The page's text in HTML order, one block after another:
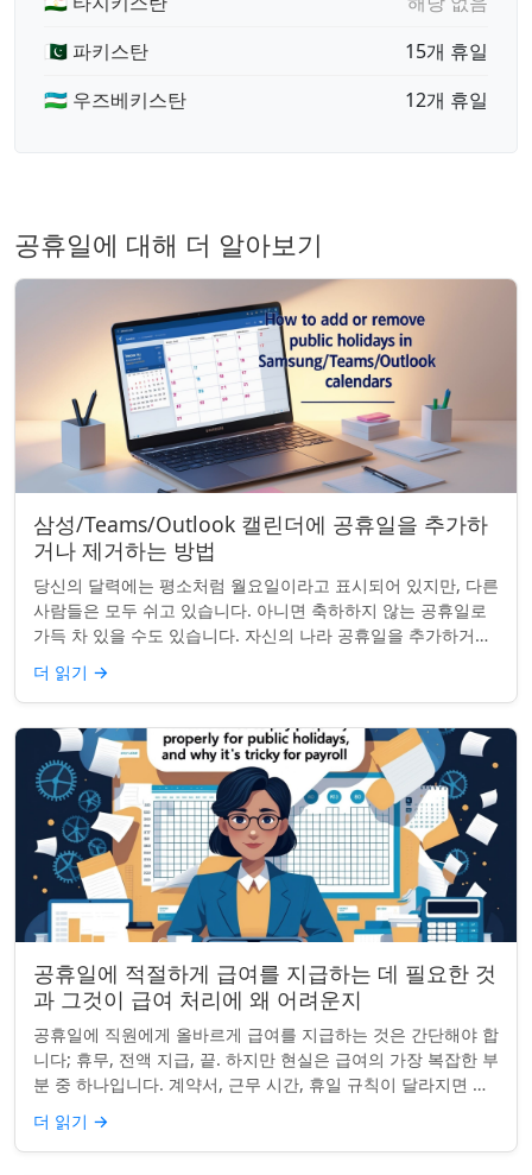
🇵🇰 파키스탄
15개 휴일
🇺🇿 우즈베키스탄
12개 휴일
공휴일에 대해 더 알아보기
삼성/Teams/Outlook 캘린더에 공휴일을 추가하
거나 제거하는 방법
당신의 달력에는 평소처럼 월요일이라고 표시되어 있지만, 다른
사람들은 모두 쉬고 있습니다. 아니면 축하하지 않는 공휴일로
가득 차 있을 수도 있습니다. 자신의 나라 공휴일을 추가하거나
원하지 않는 공휴일을 정리하려는...
더 읽기 →
공휴일에 적절하게 급여를 지급하는 데 필요한 것
과 그것이 급여 처리에 왜 어려운지
공휴일에 직원에게 올바르게 급여를 지급하는 것은 간단해야 합
니다; 휴무, 전액 지급, 끝. 하지만 현실은 급여의 가장 복잡한 부
분 중 하나입니다. 계약서, 근무 시간, 휴일 규칙이 달라지면 하
나의 공휴일이 준수 문제...
더 읽기 →